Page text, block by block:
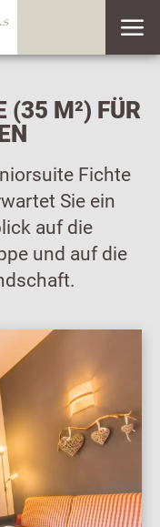
(35 M²) FÜR
Fichte
Sie ein
auf die
und auf die